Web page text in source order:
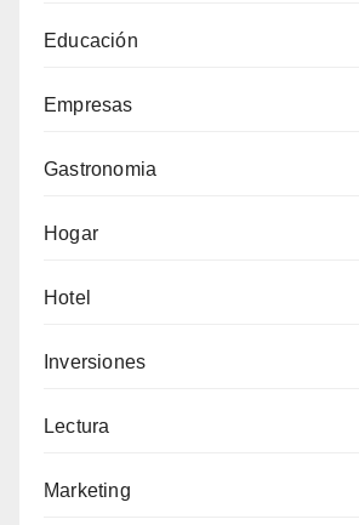
Educación
Empresas
Gastronomia
Hogar
Hotel
Inversiones
Lectura
Marketing